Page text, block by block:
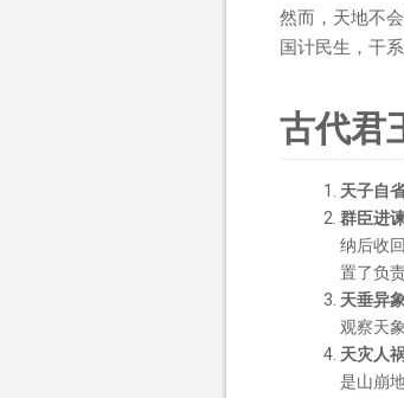
然而，天地不
国计民生，干
古代君
天子自
群臣进
纳后收
置了负
天垂异
观察天
天灾人
是山崩